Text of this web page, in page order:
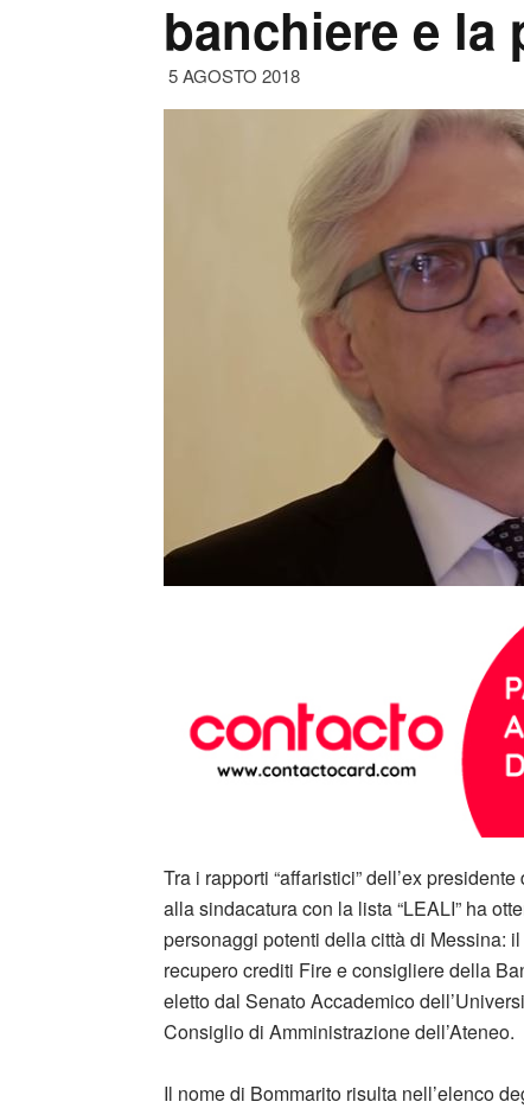
banchiere e la
5 AGOSTO 2018
Tra i rapporti “affaristici” dell’ex
alla sindacatura con la lista “LEALI” ha
personaggi potenti della città di Messina:
recupero crediti Fire e consigliere della
eletto dal Senato Accademico
Consiglio di Amministrazione dell’Ateneo.
Il nome di Bommarito risulta nell’elenco